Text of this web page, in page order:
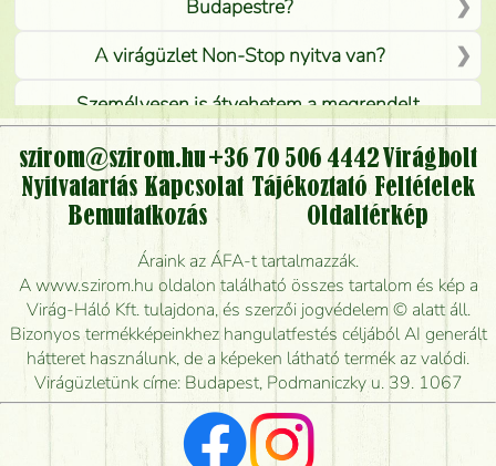
Budapestre?
A virágüzlet Non-Stop nyitva van?
Személyesen is átvehetem a megrendelt
virágcsokrot, vagy csak virágküldéssel, kiszállítással
kérhető?
Vidékre is lehet rendelni?
Meddig rendelhetek virágküldést úgy, hogy még ma
kiszállítsák?
Mennyire gyorsan tudják elkészíteni a csokrot, és
mikor tudják leghamarabb kiszállítani?
Vörös rózsát keresek, van önöknél?
Milyen visszajelzést kapok a virágküldésről?
szirom@szirom.hu+36 70 506 4442Virágbolt
Nyitvatartás Kapcsolat Tájékoztató Feltételek
Bemutatkozás
Oldaltérkép
Áraink az ÁFA-t tartalmazzák.
A www.szirom.hu oldalon található összes tartalom és kép a
Virág-Háló Kft. tulajdona, és szerzői jogvédelem © alatt áll.
Bizonyos termékképeinkhez hangulatfestés céljából AI generált
hátteret használunk, de a képeken látható termék az valódi.
Virágüzletünk címe: Budapest, Podmaniczky u. 39. 1067